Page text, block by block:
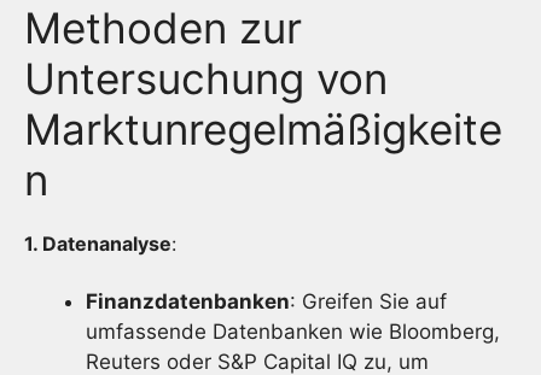
Methoden zur
Untersuchung von
Marktunregelmäßigkeite
n
1. Datenanalyse:
Finanzdatenbanken: Greifen Sie auf
umfassende Datenbanken wie Bloomberg,
Reuters oder S&P Capital IQ zu, um